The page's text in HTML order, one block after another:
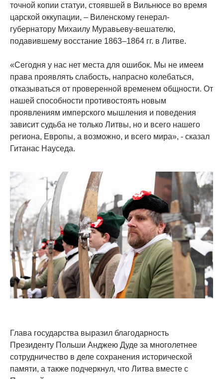
точной копии статуи, стоявшей в Вильнюсе во время
царской оккупации, – Виленскому генерал-
губернатору Михаилу Муравьеву-вешателю,
подавившему восстание 1863–1864 гг. в Литве.
«Сегодня у нас нет места для ошибок. Мы не имеем
права проявлять слабость, напрасно колебаться,
отказываться от проверенной временем общности. От
нашей способности противостоять новым
проявлениям имперского мышления и поведения
зависит судьба не только Литвы, но и всего нашего
региона, Европы, а возможно, и всего мира», - сказал
Гитанас Науседа.
Глава государства выразил благодарность
Президенту Польши Анджею Дуде за многолетнее
сотрудничество в деле сохранения исторической
памяти, а также подчеркнул, что Литва вместе с